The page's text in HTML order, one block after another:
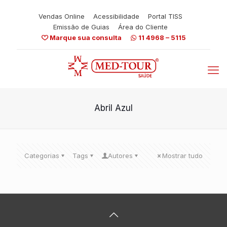
Vendas Online Acessibilidade
Portal TISS
Emissão de Guias
Área do Cliente
Marque sua consulta
11 4968 – 5115
Abril Azul
Categorias Tags Autores Mostrar tudo